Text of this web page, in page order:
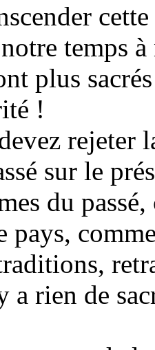
temps
plus
!
rejeter
sur le
du
pays,
a rien de